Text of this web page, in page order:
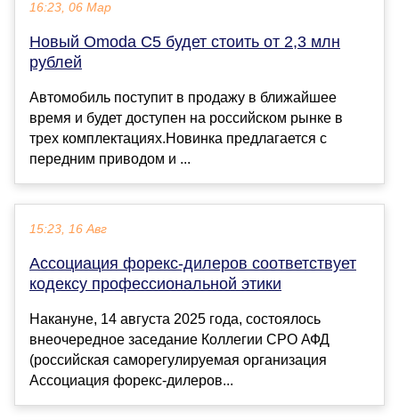
16:23, 06 Мар
Новый Omoda C5 будет стоить от 2,3 млн
рублей
Автомобиль поступит в продажу в ближайшее
время и будет доступен на российском рынке в
трех комплектациях.Новинка предлагается с
передним приводом и ...
15:23, 16 Авг
Ассоциация форекс-дилеров соответствует
кодексу профессиональной этики
Накануне, 14 августа 2025 года, состоялось
внеочередное заседание Коллегии СРО АФД
(российская саморегулируемая организация
Ассоциация форекс-дилеров...